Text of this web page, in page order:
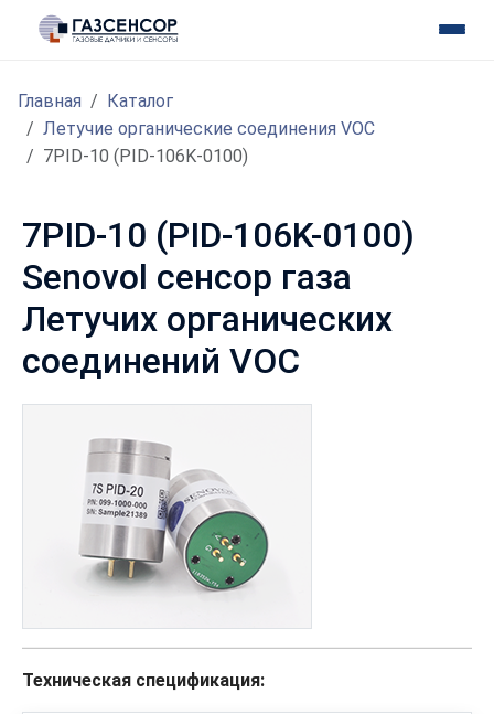
Главная
Каталог
Летучие органические соединения VOC
7PID-10 (PID-106K-0100)
7PID-10 (PID-106K-0100)
Senovol сенсор газа
Летучих органических
соединений VOC
Техническая спецификация: